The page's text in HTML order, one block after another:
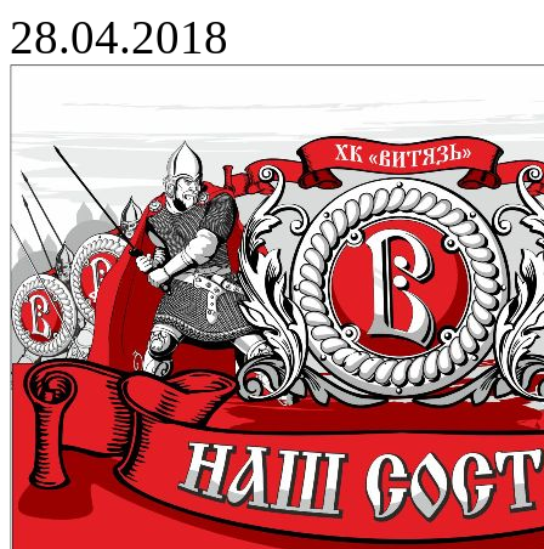
28.04.2018